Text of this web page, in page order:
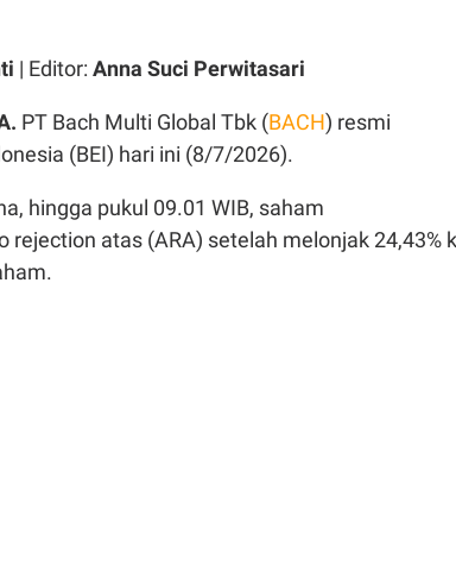
| Editor: Anna Suci Perwitasari
PT Bach Multi Global Tbk (BACH) resmi
(BEI) hari ini (8/7/2026).
hingga pukul 09.01 WIB, saham
rejection atas (ARA) setelah melonjak 24,43%